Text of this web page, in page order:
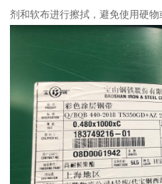
剂和软布进行擦拭，避免使用硬物